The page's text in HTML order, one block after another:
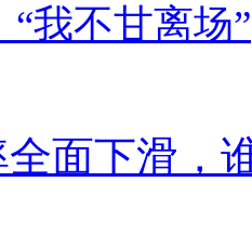
我不甘离场”
面下滑，